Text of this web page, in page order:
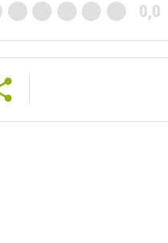
0,0